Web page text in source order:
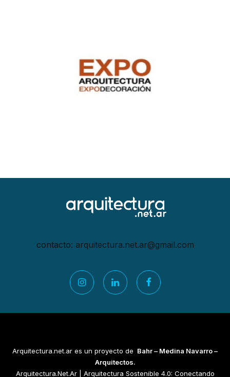
contacto: arquitectura.net.ar@gmail.com
Arquitectura.net.ar es un proyecto de Bahr – Medina Navarro –
Arquitectos.
Arquitectura.Net.Ar | Arquitectura Sostenible 4.0: Conectando